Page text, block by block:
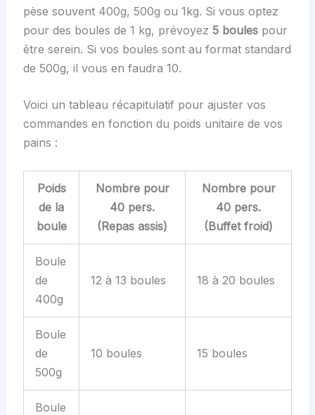
pèse souvent 400g, 500g ou 1kg. Si vous optez
pour des boules de 1 kg, prévoyez 5 boulespour
être serein. Si vos boules sont au format standard
de 500g, il vous en faudra 10.
Voici un tableau récapitulatif pour ajuster vos
commandes en fonction du poids unitaire de vos
pains :
Poids
de la
boule
Nombre pour
40 pers.
(Repas assis)
Nombre pour
40 pers.
(Buffet froid)
Boule
de
400g
12 à 13 boules 18 à 20 boules
Boule
de
500g
10 boules 15 boules
Boule